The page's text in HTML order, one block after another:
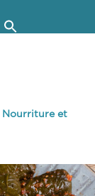
Nourriture et